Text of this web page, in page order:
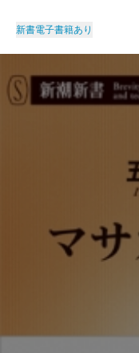
新書電子書籍あり